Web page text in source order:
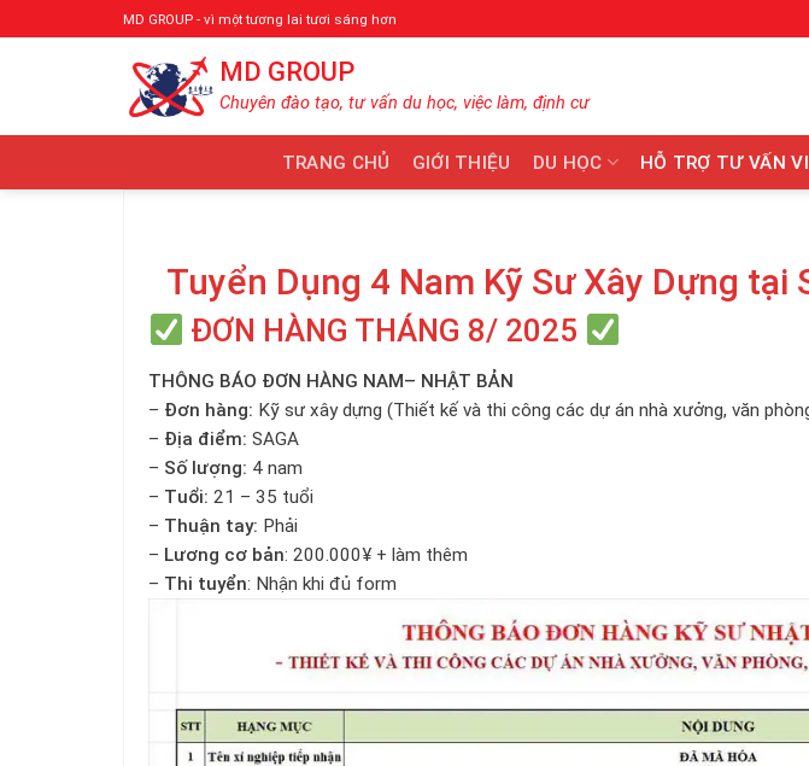
qua
MD GROUP - vì một tương lai tươi sáng hơn
MD GROUP
Chuyên đào tạo, tư vấn du học, việc làm, định cư
TRANG CHỦ GIỚI THIỆU DU HỌC HỖ TRỢ TƯ VẤN
Tuyển Dụng 4 Nam Kỹ Sư Xây Dựng tại
ĐƠN HÀNG THÁNG 8/ 2025
THÔNG BÁO ĐƠN HÀNG NAM– NHẬT BẢN
– Đơn hàng: Kỹ sư xây dựng (Thiết kế và thi công các dự án nhà xưởng, văn
– Địa điểm: SAGA
– Số lượng: 4 nam
– Tuổi: 21 – 35 tuổi
– Thuận tay: Phải
– Lương cơ bản: 200.000¥ + làm thêm
– Thi tuyển: Nhận khi đủ form